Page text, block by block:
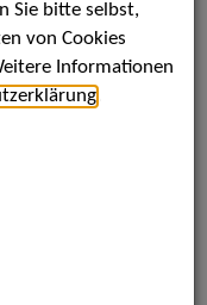
als PDF speichern
Sie bitte selbst,
von Cookies
Informationen